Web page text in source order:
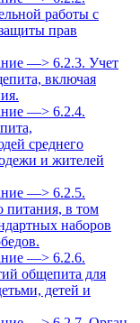
работы с
прав
—> 6.2.3. Учет
включая
—> 6.2.4.
среднего
и жителей
—> 6.2.5.
питания, в том
наборов
—> 6.2.6.
общепита для
детей и